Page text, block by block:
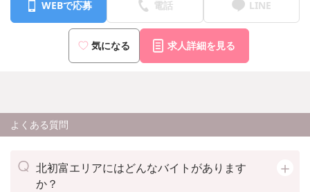
WEBで応募 電話 LINE
気になる 求人詳細を見る
よくある質問
北初富エリアにはどんなバイトがあります
か？